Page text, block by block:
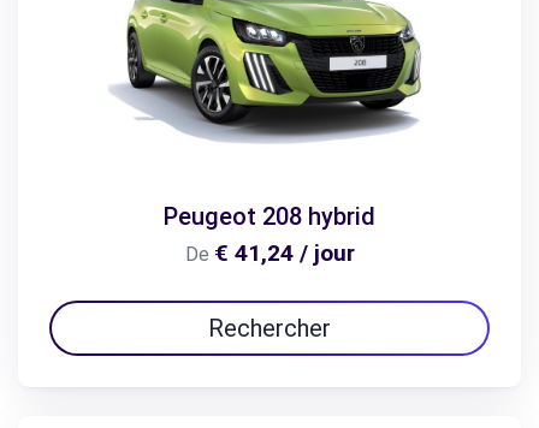
Peugeot 208 hybrid
De € 41,24 / jour
Rechercher